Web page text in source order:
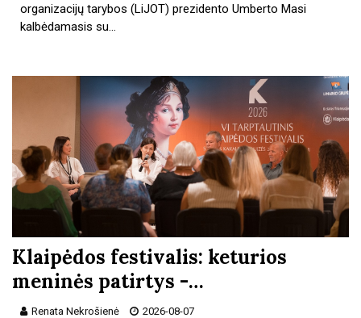
organizacijų tarybos (LiJOT) prezidento Umberto Masi
kalbėdamasis su…
Klaipėdos festivalis: keturios
meninės patirtys -…
Renata Nekrošienė 2026-08-07